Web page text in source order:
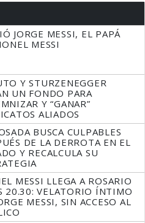
JORGE MESSI, EL PAPÁ
MESSI
Y STURZENEGGER
UN FONDO PARA
Y “GANAR”
ALIADOS
BUSCA CULPABLES
DE LA DERROTA EN EL
Y RECALCULA SU
MESSI LLEGA A ROSARIO
20.30: VELATORIO ÍNTIMO
MESSI, SIN ACCESO AL